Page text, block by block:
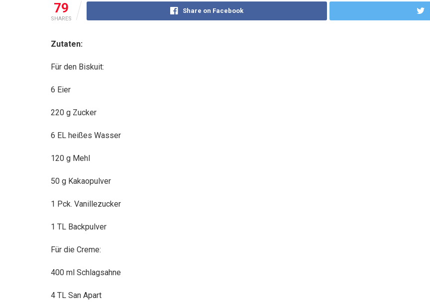
79
SHARES
Share on Facebook
Zutaten:
Für den Biskuit:
6 Eier
220 g Zucker
6 EL heißes Wasser
120 g Mehl
50 g Kakaopulver
1 Pck. Vanillezucker
1 TL Backpulver
Für die Creme:
400 ml Schlagsahne
4 TL San Apart